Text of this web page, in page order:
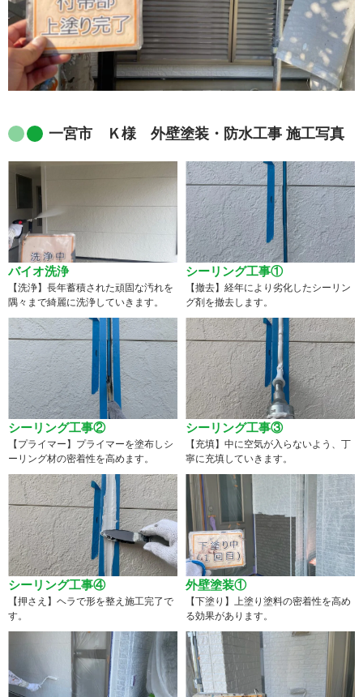
一宮市 Ｋ様 外壁塗装・防水工事 施工写真
バイオ洗浄
【洗浄】長年蓄積された頑固な汚れを
隅々まで綺麗に洗浄していきます。
シーリング工事①
【撤去】経年により劣化したシーリン
グ剤を撤去します。
シーリング工事②
【プライマー】プライマーを塗布しシ
ーリング材の密着性を高めます。
シーリング工事③
【充填】中に空気が入らないよう、丁
寧に充填していきます。
シーリング工事④
【押さえ】ヘラで形を整え施工完了で
す。
外壁塗装①
【下塗り】上塗り塗料の密着性を高め
る効果があります。